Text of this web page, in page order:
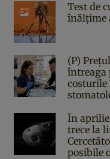
Test de
înălțime
(P)
întreaga
În aprilie
trece la
posibile